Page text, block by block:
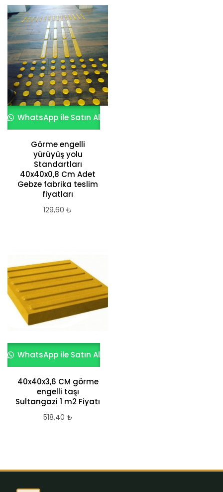
göre
sıralandı
WhatsApp ile Satın Al
Görme engelli
yürüyüş yolu
Standartları
40x40x0,8 Cm Adet
Gebze fabrika teslim
fiyatları
129,60 ₺
WhatsApp ile Satın Al
40x40x3,6 CM görme
engelli taşı
Sultangazi 1 m2 Fiyatı
518,40 ₺